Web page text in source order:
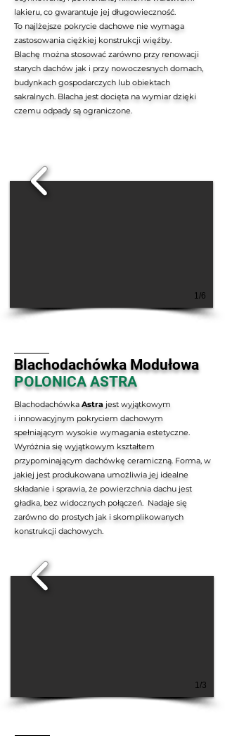
lakieru, co gwarantuje jej długowieczność.
To najlżejsze pokrycie dachowe nie wymaga
zastosowania ciężkiej konstrukcji więźby.
Blachę można stosować zarówno przy renowacji
starych dachów jak i przy nowoczesnych domach,
budynkach gospodarczych lub obiektach
sakralnych. Blacha jest docięta na wymiar dzięki
czemu odpady są ograniczone.
1/6
Blachodachówka Modułowa
POLONICA ASTRA
Blachodachówka Astra jest wyjątkowym
i innowacyjnym pokryciem dachowym
spełniającym wysokie wymagania estetyczne.
Wyróżnia się wyjątkowym kształtem
przypominającym dachówkę ceramiczną. Forma, w
jakiej jest produkowana umożliwia jej idealne
składanie i sprawia, że powierzchnia dachu jest
gładka, bez widocznych połączeń. Nadaje się
zarówno do prostych jak i skomplikowanych
konstrukcji dachowych.
1/3